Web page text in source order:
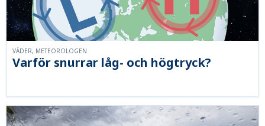
Varför snurrar låg- och högtryck?
VÄDER, METEOROLOGEN